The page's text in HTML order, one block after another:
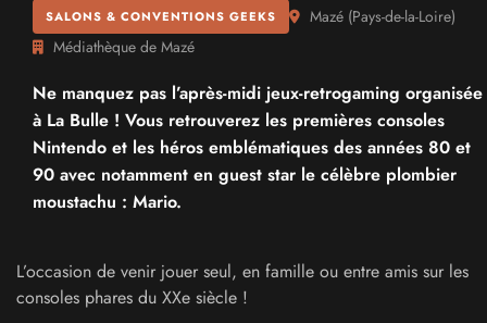
SALONS & CONVENTIONS GEEKS Mazé (Pays-de-la-Loire)
Médiathèque de Mazé
Ne manquez pas l’après-midi jeux-retrogaming organisée
à La Bulle ! Vous retrouverez les premières consoles
Nintendo et les héros emblématiques des années 80 et
90 avec notamment en guest star le célèbre plombier
moustachu : Mario.
L’occasion de venir jouer seul, en famille ou entre amis sur les
consoles phares du XXe siècle !